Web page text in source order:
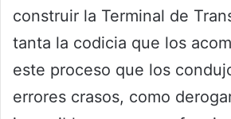
construir la Terminal de
tanta la codicia que los
este proceso que los
errores crasos, como